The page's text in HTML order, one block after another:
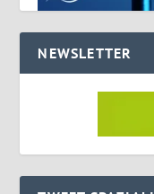
NEWSLETTER